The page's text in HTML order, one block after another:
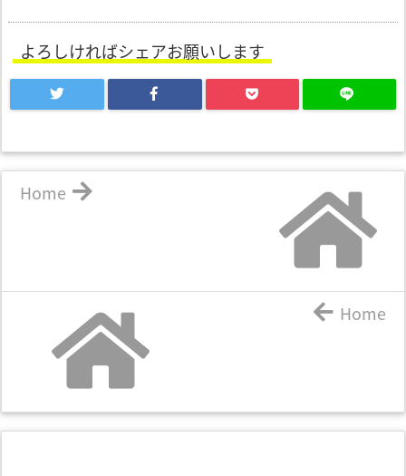
よろしければシェアお願いします
Home
Home